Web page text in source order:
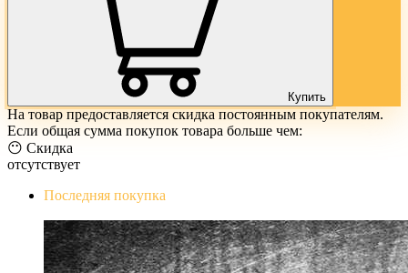
Купить
На товар предоставляется скидка постоянным покупателям.
Если общая сумма покупок товара больше чем:
😶 Скидка
отсутствует
Последняя покупка